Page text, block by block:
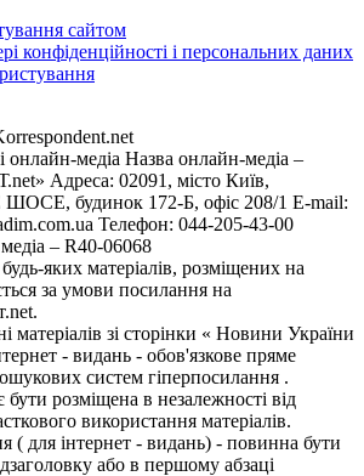
сайтом
конфіденційності і персональних даних
онлайн-медіа Назва онлайн-медіа –
Адреса: 02091, місто Київ,
будинок 172-Б, офіс 208/1 E-mail:
Телефон: 044-205-43-00
– R40-06068
яких матеріалів, розміщених на
за умови посилання на
матеріалів зі сторінки « Новини України
- видань - обов'язкове пряме
систем гіперпосилання .
розміщена в незалежності від
використання матеріалів.
( для інтернет - видань) - повинна бути
або в першому абзаці